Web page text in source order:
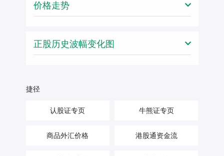
价格走势
正股历史波幅变化图
捷径
认股证专页 牛熊证专页
商品外汇价格 港股通资金流